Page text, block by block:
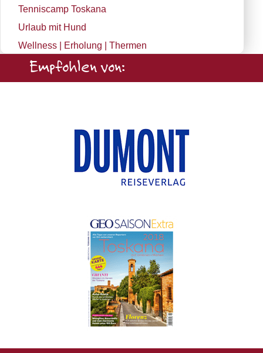
Tenniscamp Toskana
Urlaub mit Hund
Wellness | Erholung | Thermen
Empfohlen von: